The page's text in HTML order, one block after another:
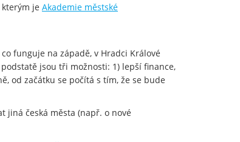
je Akademie městské
funguje na západě, v Hradci Králové
jsou tři možnosti: 1) lepší finance,
od začátku se počítá s tím, že se bude
jiná česká města (např. o nové